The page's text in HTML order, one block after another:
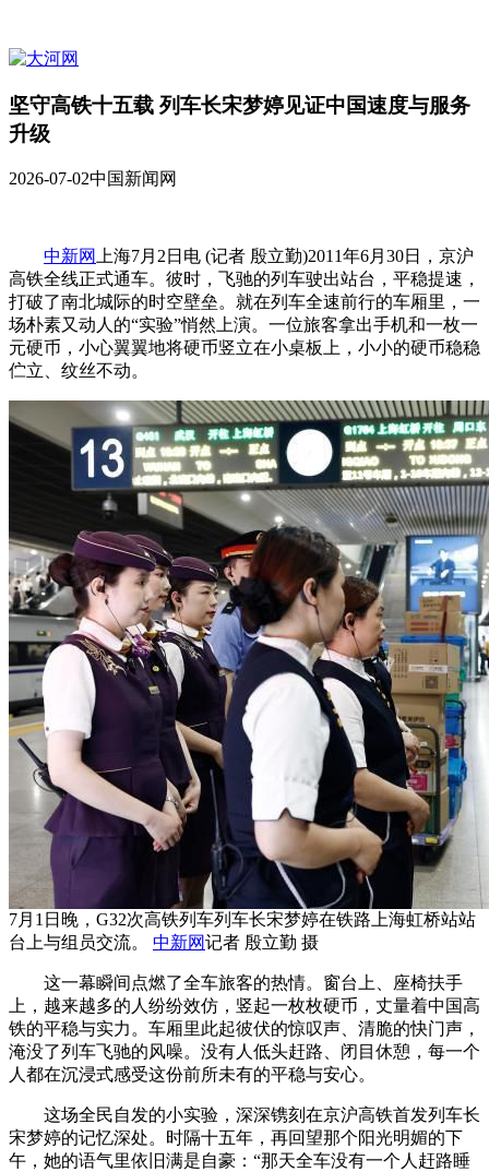
坚守高铁十五载 列车长宋梦婷见证中国速度与服务
升级
2026-07-02中国新闻网
中新网上海7月2日电 (记者 殷立勤)2011年6月30日，京沪
高铁全线正式通车。彼时，飞驰的列车驶出站台，平稳提速，
打破了南北城际的时空壁垒。就在列车全速前行的车厢里，一
场朴素又动人的“实验”悄然上演。一位旅客拿出手机和一枚一
元硬币，小心翼翼地将硬币竖立在小桌板上，小小的硬币稳稳
伫立、纹丝不动。
7月1日晚，G32次高铁列车列车长宋梦婷在铁路上海虹桥站站
台上与组员交流。 中新网记者 殷立勤 摄
这一幕瞬间点燃了全车旅客的热情。窗台上、座椅扶手
上，越来越多的人纷纷效仿，竖起一枚枚硬币，丈量着中国高
铁的平稳与实力。车厢里此起彼伏的惊叹声、清脆的快门声，
淹没了列车飞驰的风噪。没有人低头赶路、闭目休憩，每一个
人都在沉浸式感受这份前所未有的平稳与安心。
这场全民自发的小实验，深深镌刻在京沪高铁首发列车长
宋梦婷的记忆深处。时隔十五年，再回望那个阳光明媚的下
午，她的语气里依旧满是自豪：“那天全车没有一个人赶路睡